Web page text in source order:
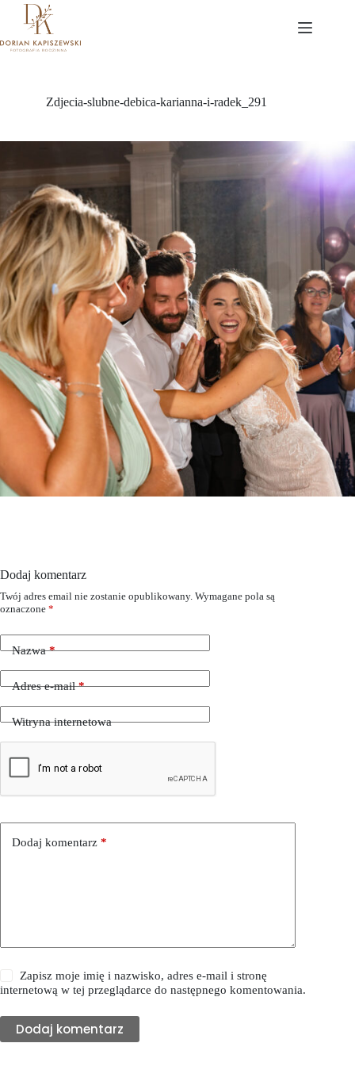
Przejdź
Zdjecia-slubne-debica-karianna-i-radek_291
Dodaj komentarz
Twój adres email nie zostanie opublikowany. Wymagane pola są
oznaczone *
Nazwa*
Adres e-mail*
Witryna internetowa
Dodaj komentarz *
Zapisz moje imię i nazwisko, adres e-mail i stronę
internetową w tej przeglądarce do następnego komentowania.
Dodaj komentarz